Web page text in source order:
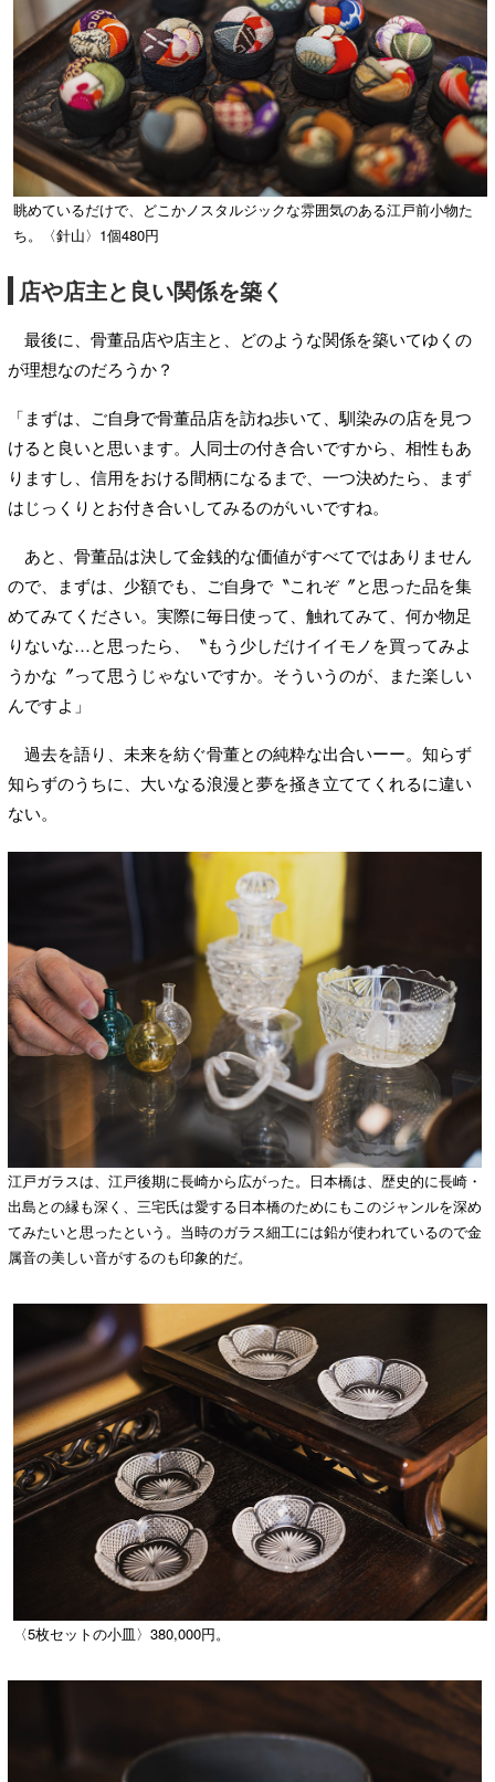
眺めているだけで、どこかノスタルジックな雰囲気のある江戸前小物た
ち。〈針山〉1個480円
店や店主と良い関係を築く
最後に、骨董品店や店主と、どのような関係を築いてゆくの
が理想なのだろうか？
「まずは、ご自身で骨董品店を訪ね歩いて、馴染みの店を見つ
けると良いと思います。人同士の付き合いですから、相性もあ
りますし、信用をおける間柄になるまで、一つ決めたら、まず
はじっくりとお付き合いしてみるのがいいですね。
あと、骨董品は決して金銭的な価値がすべてではありません
ので、まずは、少額でも、ご自身で〝これぞ〞と思った品を集
めてみてください。実際に毎日使って、触れてみて、何か物足
りないな…と思ったら、〝もう少しだけイイモノを買ってみよ
うかな〞って思うじゃないですか。そういうのが、また楽しい
んですよ」
過去を語り、未来を紡ぐ骨董との純粋な出合いーー。知らず
知らずのうちに、大いなる浪漫と夢を掻き立ててくれるに違い
ない。
江戸ガラスは、江戸後期に長崎から広がった。日本橋は、歴史的に長崎・
出島との縁も深く、三宅氏は愛する日本橋のためにもこのジャンルを深め
てみたいと思ったという。当時のガラス細工には鉛が使われているので金
属音の美しい音がするのも印象的だ。
〈5枚セットの小皿〉380,000円。